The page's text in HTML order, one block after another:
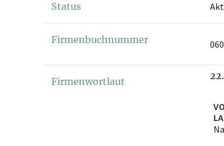
Status
Firmenbuchnummer
Firmenwortlaut